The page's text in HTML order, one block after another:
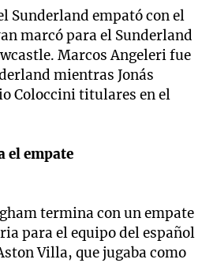
Sunderland empató con el
marcó para el Sunderland
Marcos Angeleri fue
mientras Jonás
Coloccini titulares en el
el empate
termina con un empate
para el equipo del español
Villa, que jugaba como